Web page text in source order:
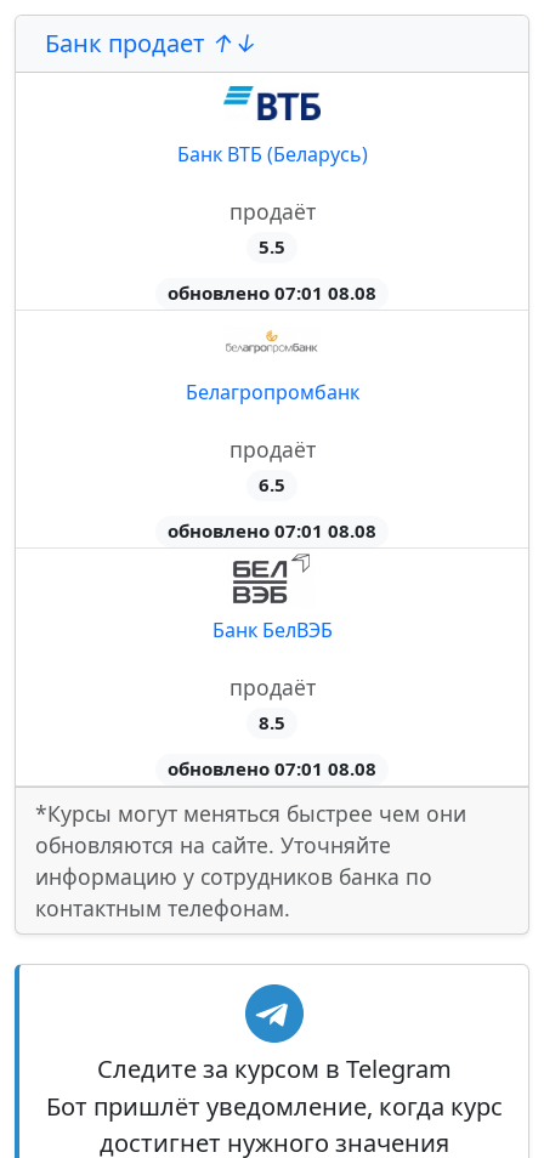
Банк продает
Банк ВТБ (Беларусь)
продаёт
5.5
обновлено 07:01 08.08
Белагропромбанк
продаёт
6.5
обновлено 07:01 08.08
Банк БелВЭБ
продаёт
8.5
обновлено 07:01 08.08
*Курсы могут меняться быстрее чем они
обновляются на сайте. Уточняйте
информацию у сотрудников банка по
контактным телефонам.
Следите за курсом в Telegram
Бот пришлёт уведомление, когда курс
достигнет нужного значения